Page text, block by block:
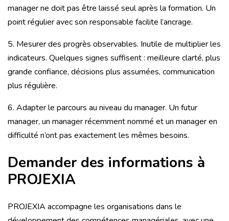
manager ne doit pas être laissé seul après la formation. Un
point régulier avec son responsable facilite l’ancrage.
5. Mesurer des progrès observables. Inutile de multiplier les
indicateurs. Quelques signes suffisent : meilleure clarté, plus
grande confiance, décisions plus assumées, communication
plus régulière.
6. Adapter le parcours au niveau du manager. Un futur
manager, un manager récemment nommé et un manager en
difficulté n’ont pas exactement les mêmes besoins.
Demander des informations à
PROJEXIA
PROJEXIA accompagne les organisations dans le